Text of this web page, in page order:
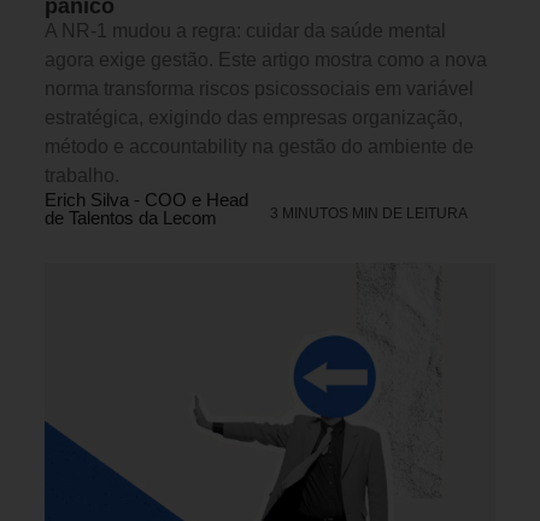
pânico
A NR-1 mudou a regra: cuidar da saúde mental
agora exige gestão. Este artigo mostra como a nova
norma transforma riscos psicossociais em variável
estratégica, exigindo das empresas organização,
método e accountability na gestão do ambiente de
trabalho.
Erich Silva - COO e Head
de Talentos da Lecom
3 MINUTOS MIN DE LEITURA